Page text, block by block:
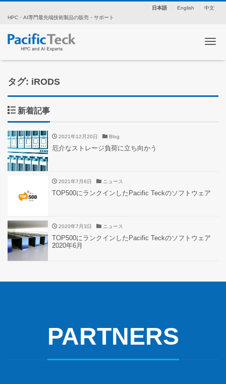
日本語 English
中文
HPC・AI専門最先端技術製品の販売・サポート
ナ
タグ: iRODS
新着記事
2021年12月20日 Blog
厄介なストレージ負荷に立ち向かう
2021年7月6日 ニュース
TOP500にランクインしたPacific Teckのソフトウェア
2020年7月3日 ニュース
TOP500にランクインしたPacific Teckのソフトウェア
2020年6月
PARTNERS